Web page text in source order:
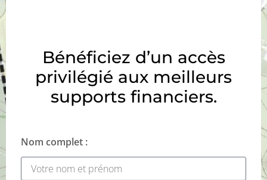
Bénéficiez d’un accès
privilégié aux meilleurs
supports financiers.
Nom complet :